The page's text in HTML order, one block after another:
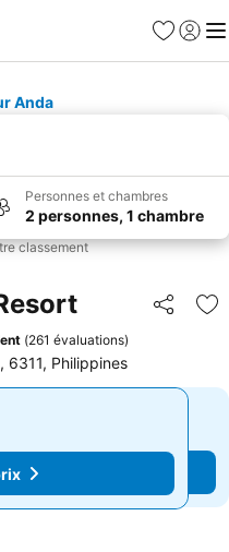
Favoris
Se
Anda
Personnes et chambres
2 personnes, 1 chambre
classement
Partager
(261 évaluations)
6311, Philippines
prix